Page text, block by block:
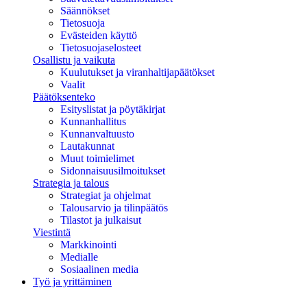
Säännökset
Tietosuoja
Evästeiden käyttö
Tietosuojaselosteet
Osallistu ja vaikuta
Kuulutukset ja viranhaltijapäätökset
Vaalit
Päätöksenteko
Esityslistat ja pöytäkirjat
Kunnanhallitus
Kunnanvaltuusto
Lautakunnat
Muut toimielimet
Sidonnaisuusilmoitukset
Strategia ja talous
Strategiat ja ohjelmat
Talousarvio ja tilinpäätös
Tilastot ja julkaisut
Viestintä
Markkinointi
Medialle
Sosiaalinen media
Työ ja yrittäminen